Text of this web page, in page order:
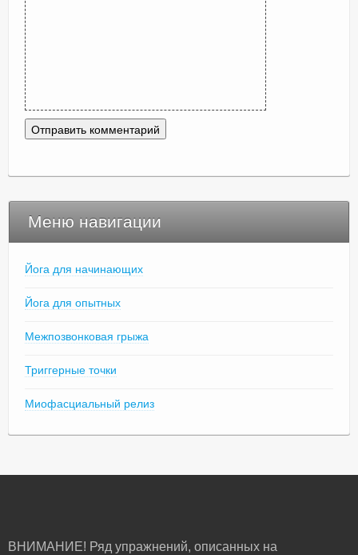
Меню навигации
Йога для начинающих
Йога для опытных
Межпозвонковая грыжа
Триггерные точки
Миофасциальный релиз
ВНИМАНИЕ! Ряд упражнений, описанных на